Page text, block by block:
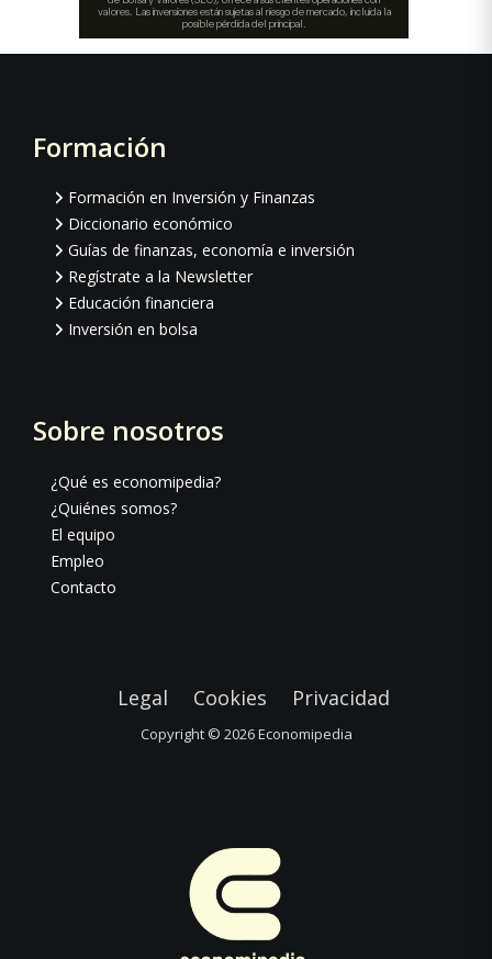
Footer
Formación
Formación en Inversión y Finanzas
Diccionario económico
Guías de finanzas, economía e inversión
Regístrate a la Newsletter
Educación financiera
Inversión en bolsa
Sobre nosotros
¿Qué es economipedia?
¿Quiénes somos?
El equipo
Empleo
Contacto
Legal Cookies Privacidad
Copyright © 2026Economipedia